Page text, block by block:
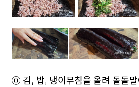
㉤ 김, 밥, 냉이무침을 올려 돌돌